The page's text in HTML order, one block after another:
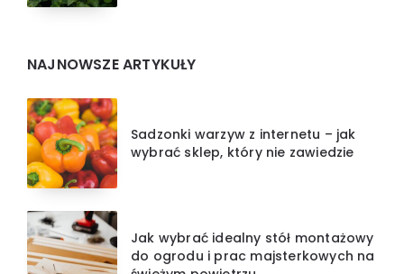
NAJNOWSZE ARTYKUŁY
Sadzonki warzyw z internetu – jak
wybrać sklep, który nie zawiedzie
Jak wybrać idealny stół montażowy
do ogrodu i prac majsterkowych na